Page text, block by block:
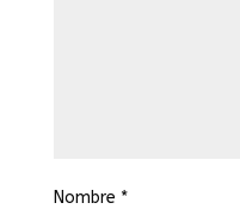
Nombre *